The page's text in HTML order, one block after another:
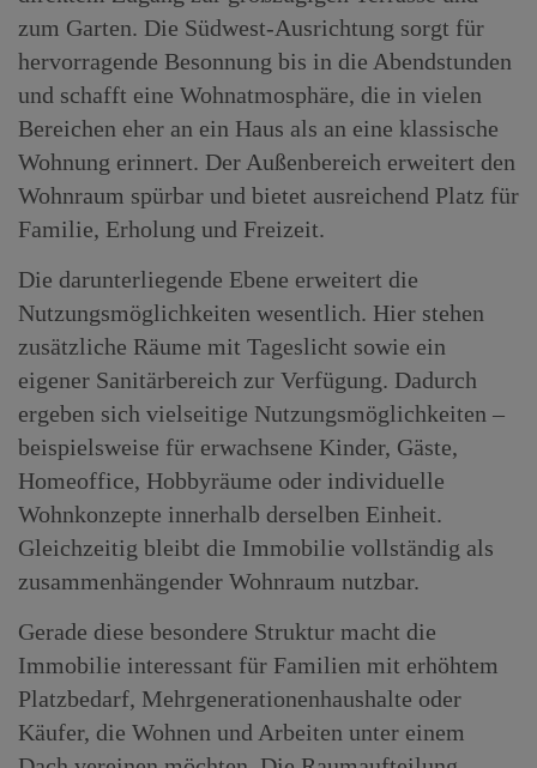
zum Garten. Die Südwest-Ausrichtung sorgt für
hervorragende Besonnung bis in die Abendstunden
und schafft eine Wohnatmosphäre, die in vielen
Bereichen eher an ein Haus als an eine klassische
Wohnung erinnert. Der Außenbereich erweitert den
Wohnraum spürbar und bietet ausreichend Platz für
Familie, Erholung und Freizeit.
Die darunterliegende Ebene erweitert die
Nutzungsmöglichkeiten wesentlich. Hier stehen
zusätzliche Räume mit Tageslicht sowie ein
eigener Sanitärbereich zur Verfügung. Dadurch
ergeben sich vielseitige Nutzungsmöglichkeiten –
beispielsweise für erwachsene Kinder, Gäste,
Homeoffice, Hobbyräume oder individuelle
Wohnkonzepte innerhalb derselben Einheit.
Gleichzeitig bleibt die Immobilie vollständig als
zusammenhängender Wohnraum nutzbar.
Gerade diese besondere Struktur macht die
Immobilie interessant für Familien mit erhöhtem
Platzbedarf, Mehrgenerationenhaushalte oder
Käufer, die Wohnen und Arbeiten unter einem